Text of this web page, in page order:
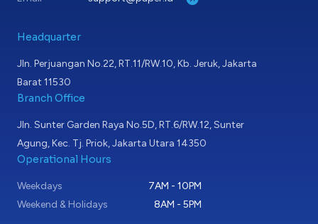
Headquarter
Jln. Perjuangan No.22, RT.11/RW.10, Kb. Jeruk, Jakarta
Barat 11530
Branch Office
Jln. Sunter Garden Raya No.5D, RT.6/RW.12, Sunter
Agung, Kec. Tj. Priok, Jakarta Utara 14350
Operational Hours
Weekdays
7AM - 10PM
Weekend & Holidays
8AM - 5PM